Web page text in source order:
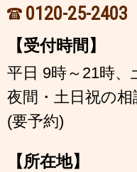
0120-25-2403
【受付時間】
平日 9時～21時、
夜間・土日祝の
(要予約)
【所在地】